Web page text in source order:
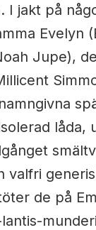
I jakt på
Evelyn
Jupe),
låda,
valfri
de på